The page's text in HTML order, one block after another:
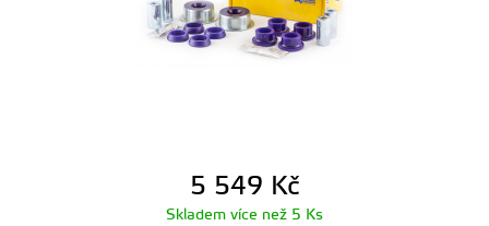
5 549 Kč
Skladem více než 5 Ks